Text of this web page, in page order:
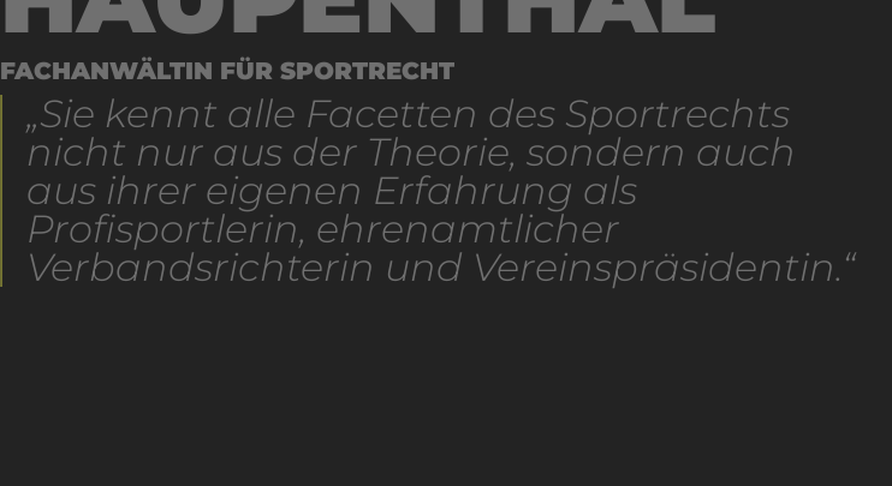
FACHANWÄLTIN FÜR SPORTRECHT
„Sie kennt alle Facetten des Sportrechts
nicht nur aus der Theorie, sondern auch
aus ihrer eigenen Erfahrung als
Profisportlerin, ehrenamtlicher
Verbandsrichterin und Vereinspräsidentin.“